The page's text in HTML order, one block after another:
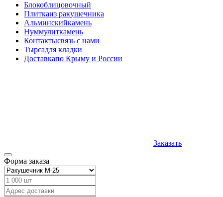
Блокоблицовочный
Плиткаиз ракушечника
Альминскийкамень
Нуммулиткамень
Контактысвязь с нами
Тырсадля кладки
Доставкапо Крыму и России
Заказать
Форма заказа